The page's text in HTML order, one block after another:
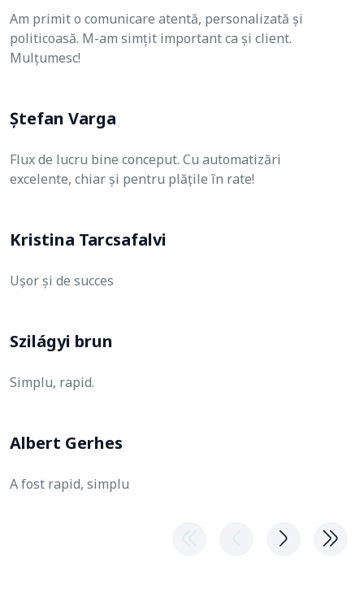
Am primit o comunicare atentă, personalizată și
politicoasă. M-am simțit important ca și client.
Mulțumesc!
Ștefan Varga
Flux de lucru bine conceput. Cu automatizări
excelente, chiar și pentru plățile în rate!
Kristina Tarcsafalvi
Ușor și de succes
Szilágyi brun
Simplu, rapid.
Albert Gerhes
A fost rapid, simplu